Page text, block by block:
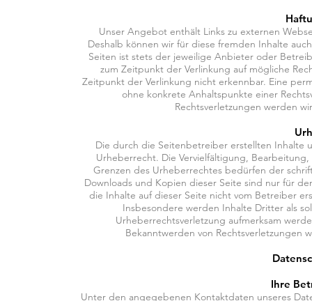
Unser Angebot enthält Links zu externen
Deshalb können wir für diese fremden Inhalte
Seiten ist stets der jeweilige Anbieter oder
zum Zeitpunkt der Verlinkung auf mögliche
Zeitpunkt der Verlinkung nicht erkennbar. Eine
ohne konkrete Anhaltspunkte einer
Rechtsverletzungen werden
Die durch die Seitenbetreiber erstellten Inhalte
Urheberrecht. Die Vervielfältigung,
Grenzen des Urheberrechtes bedürfen der
Downloads und Kopien dieser Seite sind nur für
die Inhalte auf dieser Seite nicht vom Betreiber
Insbesondere werden Inhalte Dritter als
Urheberrechtsverletzung aufmerksam
Bekanntwerden von
Ihre
Unter den angegebenen Kontaktdaten unseres